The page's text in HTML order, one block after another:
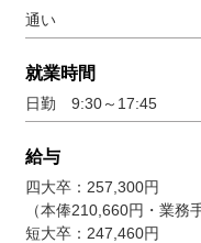
通い
就業時間
日勤 9:30～17:45
給与
四大卒：257,300円
（本俸210,660円・業務
短大卒：247,460円